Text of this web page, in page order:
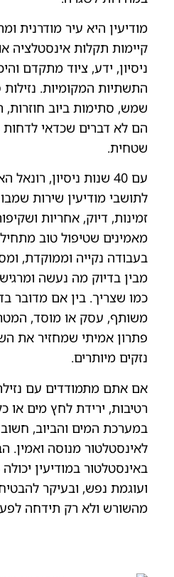
מודיעין היא עיר מודרנית
קיימות תקלות אינסטלציה
ניסיון, ידע, ציוד מתקדם
התשתיות המקומיות.
שמש, סתימות ביוב חוזרות,
הם לא דברים שכדאי
שטחית.
עם 40 שנות ניסיון,
לתושבי מודיעין שירות
זמינות, דיוק, אחריות
מאמינים שטיפול טוב
בעבודה נקייה וממוקדת,
מבין בדיוק מה נעשה
כמו שצריך. בין אם מדובר
משותף, עסק או מוסד,
פתרון אמיתי שמחזיר את
נזקים מיותרים.
אם אתם מתמודדים עם
רטיבות, ירידת לחץ מים
במערכת המים והביוב,
לאינסטלטור מנוסה ואמין.
באינסטלטור במודיעין
ועוגמת נפש, ובעיקר
מהשורש ולא רק תידחה